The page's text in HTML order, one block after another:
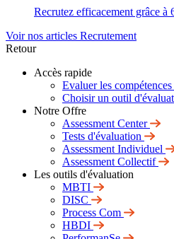
Recrutez efficacement grâce à
Voir nos articles Recrutement
Retour
Accès rapide
Evaluer les compétences
Choisir un outil
Notre Offre
Assessment Center
Tests d'évaluation
Assessment Individuel
Assessment Collectif
Les outils d'évaluation
MBTI
DISC
Process Com
HBDI